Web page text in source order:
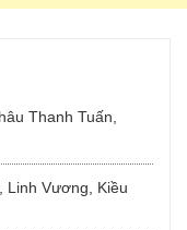
Thanh Tuấn,
Linh Vương, Kiều